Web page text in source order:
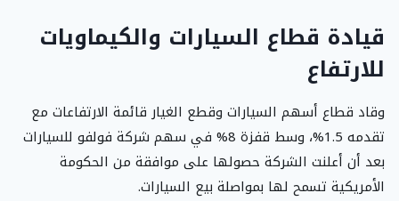
قيادة قطاع السيارات والكيماويات
للارتفاع
وقاد قطاع أسهم السيارات وقطع الغيار قائمة الارتفاعات مع
تقدمه 1.5%، وسط قفزة 8% في سهم شركة فولفو للسيارات
بعد أن أعلنت الشركة حصولها على موافقة من الحكومة
الأمريكية تسمح لها بمواصلة بيع السيارات.